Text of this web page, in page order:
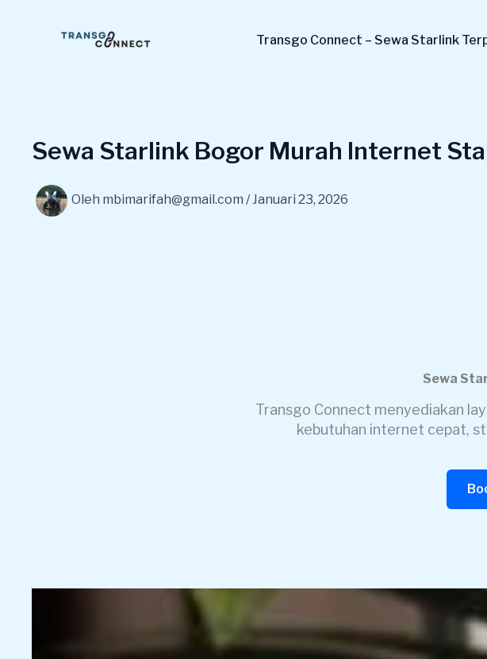
Transgo Connect – Sewa Starlink
Sewa Starlink Bogor Murah Internet
Oleh mbimarifah@gmail.com /Januari 23, 2026
Sewa
Transgo Connect menyediakan
kebutuhan internet cepat,